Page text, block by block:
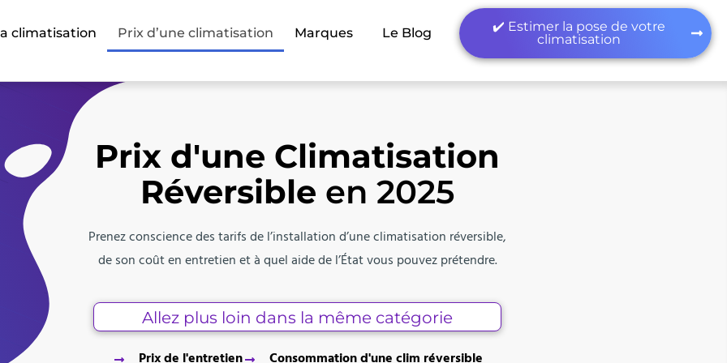
climatisation Prix d’une climatisation Marques Le Blog
✔️ Estimer la pose de votre
climatisation
Prix d'une Climatisation
Réversible en 2025
Prenez conscience des tarifs de l’installation d’une climatisation réversible,
de son coût en entretien et à quel aide de l’État vous pouvez prétendre.
Allez plus loin dans la même catégorie